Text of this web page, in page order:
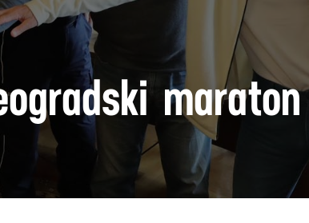
maraton